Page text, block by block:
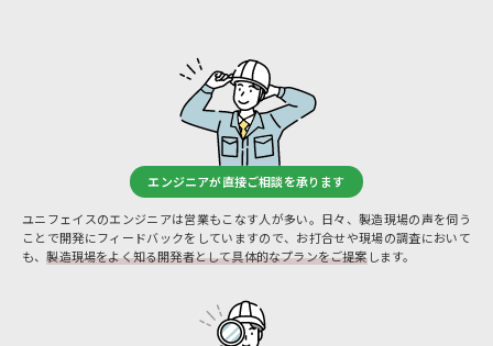
エンジニアが直接ご相談を承ります
ユニフェイスのエンジニアは営業もこなす人が多い。日々、製造現場の声を伺う
ことで開発にフィードバックをしていますので、お打合せや現場の調査において
も、製造現場をよく知る開発者として具体的なプランをご提案します。